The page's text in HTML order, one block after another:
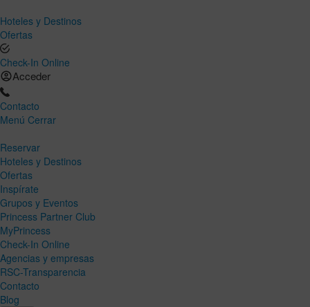
Hoteles y Destinos
Ofertas
Check-In Online
Acceder
Contacto
Menú Cerrar
Reservar
Hoteles y Destinos
Ofertas
Inspírate
Grupos y Eventos
Princess Partner Club
MyPrincess
Check-In Online
Agencias y empresas
RSC-Transparencia
Contacto
Blog